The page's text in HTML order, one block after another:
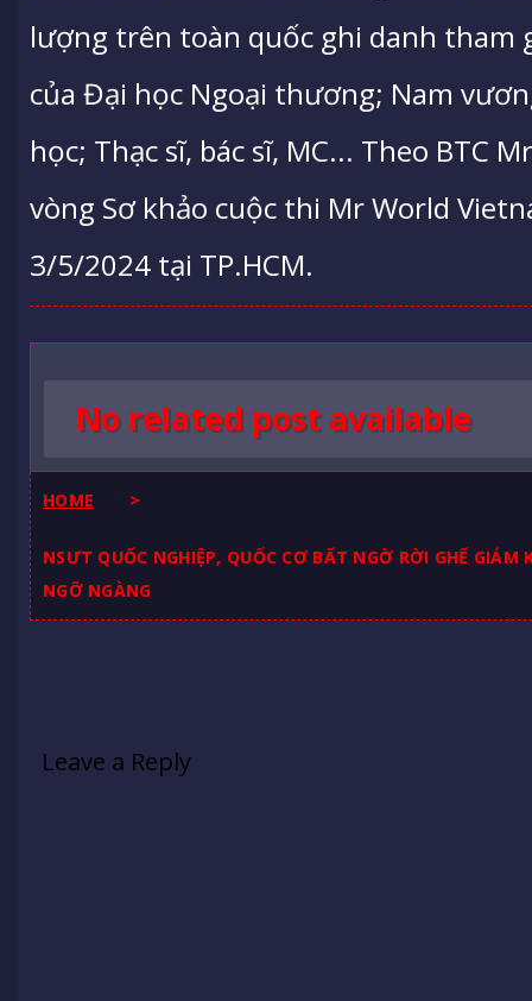
lượng trên toàn quốc ghi danh tham
của Đại học Ngoại thương; Nam
học; Thạc sĩ, bác sĩ, MC... Theo BTC
vòng Sơ khảo cuộc thi Mr World
3/5/2024 tại TP.HCM.
No related post available
HOME >
NSƯT QUỐC NGHIỆP, QUỐC CƠ BẤT NGỜ RỜI GHẾ GIÁM
NGỠ NGÀNG
Leave a Reply